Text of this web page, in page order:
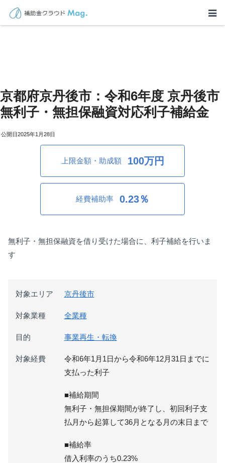
京都府京丹後市：令和6年度 京丹後市
無利子・無担保融資対応利子補給金
2025年1月28日
上限金額・助成額 100万円
経費補助率 0.23％
無利子・無担保融資を借り受けた場合に、利子補給を行いま
す
対象エリア 京丹後市
対象業種 全業種
目的 事業再生・転換
対象経費
令和6年1月1日から令和6年12月31日までに
支払った利子
■補給期間
無利子・無担保期間が終了し、初回利子支
払月から起算して36月となる月の末日まで
■補給率
借入利率のうち0.23%